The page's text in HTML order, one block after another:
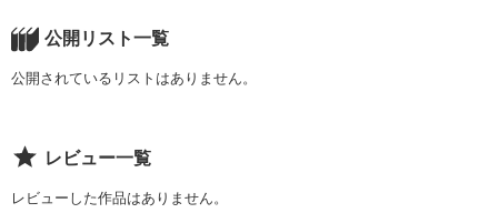
もういやだ
死にたい
君に会うまでは
公開リスト一覧
公開されているリストはありません。
レビュー一覧
レビューした作品はありません。